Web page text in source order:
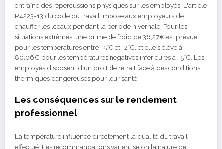
entraîne des répercussions physiques sur les employés. L'article
R4223-13 du code du travail impose aux employeurs de
chauffer les locaux pendant la période hivernale. Pour les
situations extrêmes, une prime de froid de 36,27€ est prévue
pour les températures entre -5°C et +2°C, et elle s'élève à
80,06€ pour les températures négatives inférieures à -5°C. Les
employés disposent d'un droit de retrait face à des conditions
thermiques dangereuses pour leur santé.
Les conséquences sur le rendement
professionnel
La température influence directement la qualité du travail
effectué. Les recommandations varient selon la nature de